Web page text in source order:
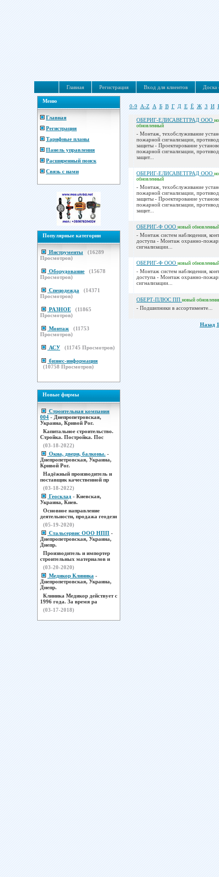
Главная Регистрация Вход для клиентов Доска
Меню
Главная
Регистрация
Тарифные планы
Панель управления
Расширенный поиск
Связь с нами
Популярные категории
Инструменты (16289
Просмотров)
Оборудование (15678
Просмотров)
Спецодежда (14371
Просмотров)
РАЗНОЕ (11865
Просмотров)
Монтаж (11753
Просмотров)
АСУ (11745 Просмотров)
бизнес-информация
(10758 Просмотров)
Новые фирмы
Строительная компания
004 - Днепропетровская,
Украина, Кривой Рог.
Капитальное строительство.
Стройка. Постройка. Пос
(03-18-2022)
Окна, двери, балконы. -
Днепропетровская, Украина,
Кривой Рог.
Надёжный производитель и
поставщик качественной пр
(03-18-2022)
Геосклад - Киевская,
Украина, Киев.
Основное направление
деятельности, продажа геодези
(05-19-2020)
Стальсервис ООО НПП -
Днепропетровская, Украина,
Днепр.
Производитель и импортер
строительных материалов и
(03-20-2020)
Медикор Клиника -
Днепропетровская, Украина,
Днепр.
Клиника Медикор действует с
1996 года. За время ра
(03-17-2018)
0-9 A-Z А Б В Г Д Е Ё Ж З И
ОБЕРИГ-ЕЛИСАВЕТГРАД ООО
обновленный
- Монтаж, техобслуживание
пожарной сигнализации,
защиты - Проектирование
пожарной сигнализации,
защит...
ОБЕРИГ-ЕЛИСАВЕТГРАД ООО
обновленный
- Монтаж, техобслуживание
пожарной сигнализации,
защиты - Проектирование
пожарной сигнализации,
защит...
ОБЕРИГ-Ф ООО новый обновленный
- Монтаж систем наблюдения,
доступа - Монтаж охранно-
сигнализации...
ОБЕРИГ-Ф ООО новый обновленный
- Монтаж систем наблюдения,
доступа - Монтаж охранно-
сигнализации...
ОБЕРТ-ПЛЮС ПП новый
- Подшипники в ассортименте...
Назад 1